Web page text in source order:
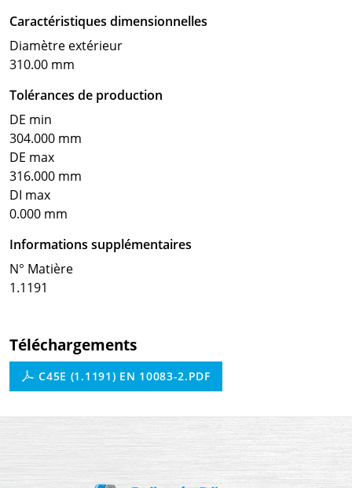
Caractéristiques dimensionnelles
Diamètre extérieur
310.00 mm
Tolérances de production
DE min
304.000 mm
DE max
316.000 mm
DI max
0.000 mm
Informations supplémentaires
N° Matière
1.1191
Téléchargements
C45E (1.1191) EN 10083-2.PDF